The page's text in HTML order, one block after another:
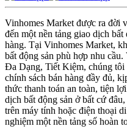
Vinhomes Market được ra đời
đến một nền tảng giao dịch
hàng. Tại Vinhomes Market,
bất động sản phù hợp nhu
Đa Dạng, Tiết Kiệm, chúng tôi
chính sách bán hàng đầy đủ,
thức thanh toán an toàn, tiện
dịch bất động sản ở bất cứ
trên máy tính hoặc điện thoại
nghiệm một nền tảng số hoàn